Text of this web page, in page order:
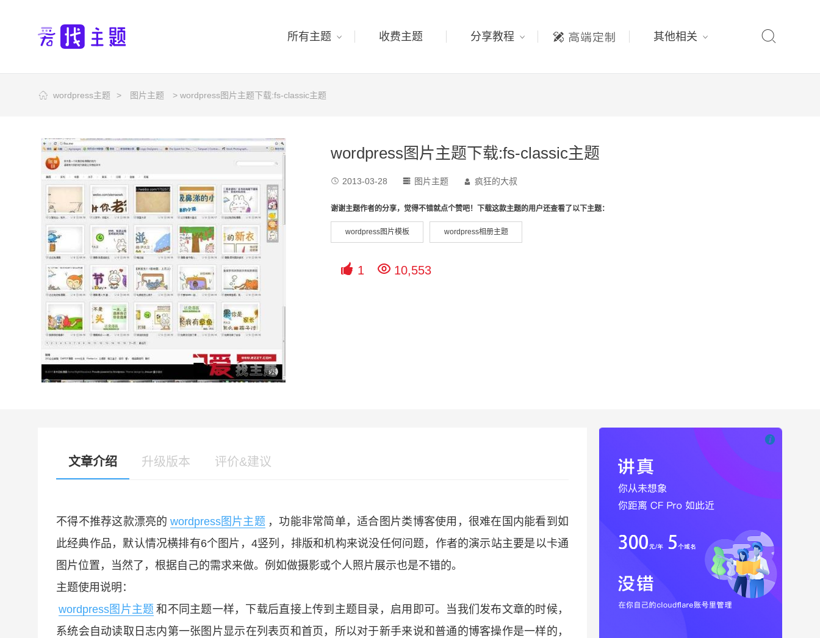
所有主题 收费主题 分享教程 其他相关 
wordpress主题 > 图片主题 > wordpress图片主题下载:fs-classic主题
wordpress图片主题下载:fs-classic主题
 2013-03-28  图片主题  疯狂的大叔
谢谢主题作者的分享，觉得不错就点个赞吧！下载这款主题的用户还查看了以下主题：
wordpress图片模板 wordpress相册主题
 1  10,553
文章介绍 升级版本 评价&建议
不得不推荐这款漂亮的 wordpress图片主题 ，功能非常简单，适合图片类博客使用，很难在国内能看到如
此经典作品，默认情况横排有6个图片，4竖列，排版和机构来说没任何问题，作者的演示站主要是以卡通
图片位置，当然了，根据自己的需求来做。例如做摄影或个人照片展示也是不错的。
主题使用说明：
wordpress图片主题 和不同主题一样，下载后直接上传到主题目录，启用即可。当我们发布文章的时候，
系统会自动读取日志内第一张图片显示在列表页和首页，所以对于新手来说和普通的博客操作是一样的，
